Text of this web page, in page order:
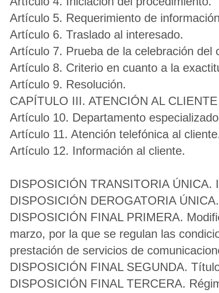
Artículo 5. Requerimiento de
Artículo 6. Traslado al interesado.
Artículo 7. Prueba de la celebración del
Artículo 8. Criterio en cuanto a la
Artículo 9. Resolución.
CAPÍTULO III. ATENCIÓN AL
Artículo 10. Departamento
Artículo 11. Atención telefónica al
Artículo 12. Información al cliente.
DISPOSICIÓN TRANSITORIA ÚNICA.
DISPOSICIÓN DEROGATORIA
DISPOSICIÓN FINAL PRIMERA.
marzo, por la que se regulan las
prestación de servicios de
DISPOSICIÓN FINAL SEGUNDA.
DISPOSICIÓN FINAL TERCERA.